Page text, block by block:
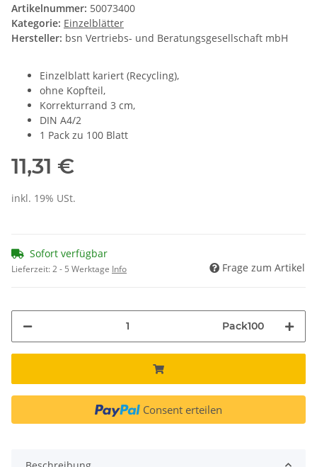
Artikelnummer: 50073400
Kategorie: Einzelblätter
Hersteller: bsn Vertriebs- und Beratungsgesellschaft mbH
Einzelblatt kariert (Recycling),
ohne Kopfteil,
Korrekturrand 3 cm,
DIN A4/2
1 Pack zu 100 Blatt
11,31 €
inkl. 19% USt.
Sofort verfügbar
Lieferzeit:2 - 5 Werktage Info Frage zum Artikel
Pack100
Consent erteilen